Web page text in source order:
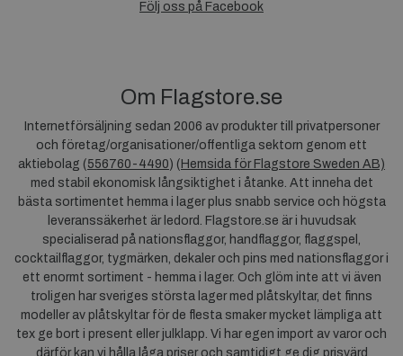
Följ oss på Facebook
Om Flagstore.se
Internetförsäljning sedan 2006 av produkter till privatpersoner
och företag/organisationer/offentliga sektorn genom ett
aktiebolag (556760-4490) ( Hemsida för Flagstore Sweden AB)
med stabil ekonomisk långsiktighet i åtanke. Att inneha det
bästa sortimentet hemma i lager plus snabb service och högsta
leveranssäkerhet är ledord. Flagstore.se är i huvudsak
specialiserad på nationsflaggor, handflaggor, flaggspel,
cocktailflaggor, tygmärken, dekaler och pins med nationsflaggor i
ett enormt sortiment - hemma i lager. Och glöm inte att vi även
troligen har sveriges största lager med plåtskyltar, det finns
modeller av plåtskyltar för de flesta smaker mycket lämpliga att
tex ge bort i present eller julklapp. Vi har egen import av varor och
därför kan vi hålla låga priser och samtidigt ge dig prisvärd